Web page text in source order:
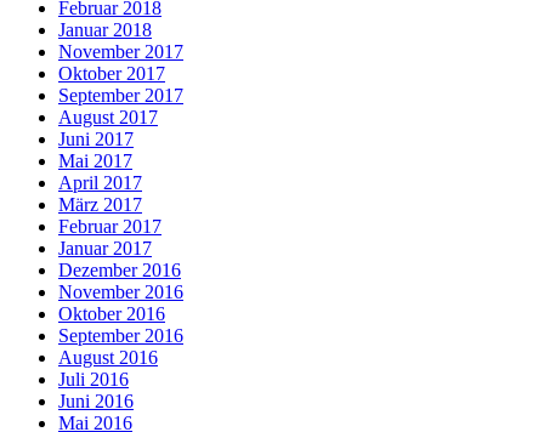
Februar 2018
Januar 2018
November 2017
Oktober 2017
September 2017
August 2017
Juni 2017
Mai 2017
April 2017
März 2017
Februar 2017
Januar 2017
Dezember 2016
November 2016
Oktober 2016
September 2016
August 2016
Juli 2016
Juni 2016
Mai 2016